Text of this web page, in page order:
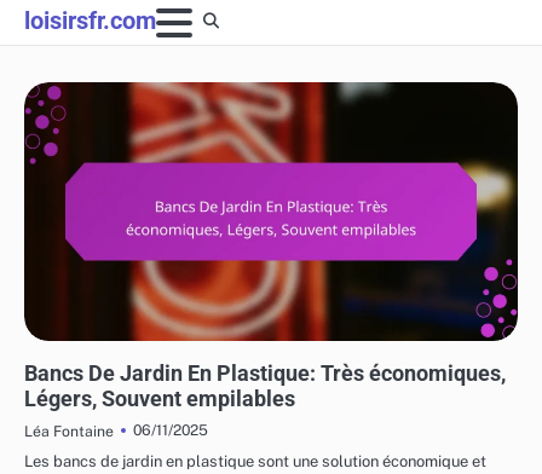
Skip
to
loisirsfr.com
Bancs De Jardin En Plastique: Très économiques,
Légers, Souvent empilables
Léa Fontaine
06/11/2025
Les bancs de jardin en plastique sont une solution économique et